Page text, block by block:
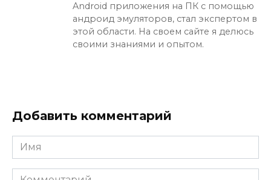
Android приложения на ПК с помощью
андроид эмуляторов, стал экспертом в
этой области. На своем сайте я делюсь
своими знаниями и опытом.
Добавить комментарий
Имя
Комментарий